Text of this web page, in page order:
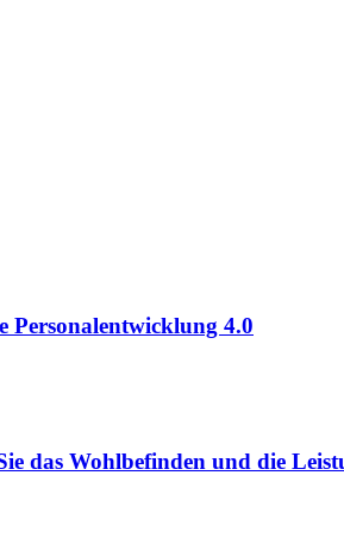
Personalentwicklung 4.0
das Wohlbefinden und die